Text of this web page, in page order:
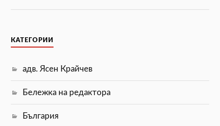
КАТЕГОРИИ
адв. Ясен Крайчев
Бележка на редактора
България